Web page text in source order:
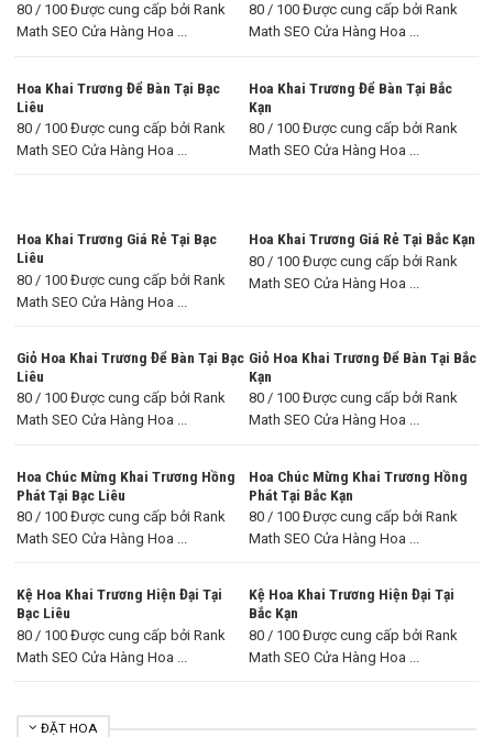
80 / 100 Được cung cấp bởi Rank
Math SEO Cửa Hàng Hoa ...
80 / 100 Được cung cấp bởi Rank
Math SEO Cửa Hàng Hoa ...
Hoa Khai Trương Để Bàn Tại Bạc
Liêu
80 / 100 Được cung cấp bởi Rank
Math SEO Cửa Hàng Hoa ...
Hoa Khai Trương Để Bàn Tại Bắc
Kạn
80 / 100 Được cung cấp bởi Rank
Math SEO Cửa Hàng Hoa ...
Hoa Khai Trương Giá Rẻ Tại Bạc
Liêu
80 / 100 Được cung cấp bởi Rank
Math SEO Cửa Hàng Hoa ...
Hoa Khai Trương Giá Rẻ Tại Bắc Kạn
80 / 100 Được cung cấp bởi Rank
Math SEO Cửa Hàng Hoa ...
Giỏ Hoa Khai Trương Để Bàn Tại Bạc
Liêu
80 / 100 Được cung cấp bởi Rank
Math SEO Cửa Hàng Hoa ...
Giỏ Hoa Khai Trương Để Bàn Tại Bắc
Kạn
80 / 100 Được cung cấp bởi Rank
Math SEO Cửa Hàng Hoa ...
Hoa Chúc Mừng Khai Trương Hồng
Phát Tại Bạc Liêu
80 / 100 Được cung cấp bởi Rank
Math SEO Cửa Hàng Hoa ...
Hoa Chúc Mừng Khai Trương Hồng
Phát Tại Bắc Kạn
80 / 100 Được cung cấp bởi Rank
Math SEO Cửa Hàng Hoa ...
Kệ Hoa Khai Trương Hiện Đại Tại
Bạc Liêu
80 / 100 Được cung cấp bởi Rank
Math SEO Cửa Hàng Hoa ...
Kệ Hoa Khai Trương Hiện Đại Tại
Bắc Kạn
80 / 100 Được cung cấp bởi Rank
Math SEO Cửa Hàng Hoa ...
ĐẶT HOA